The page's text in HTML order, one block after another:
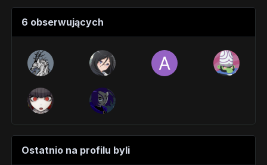
6 obserwujących
Ostatnio na profilu byli